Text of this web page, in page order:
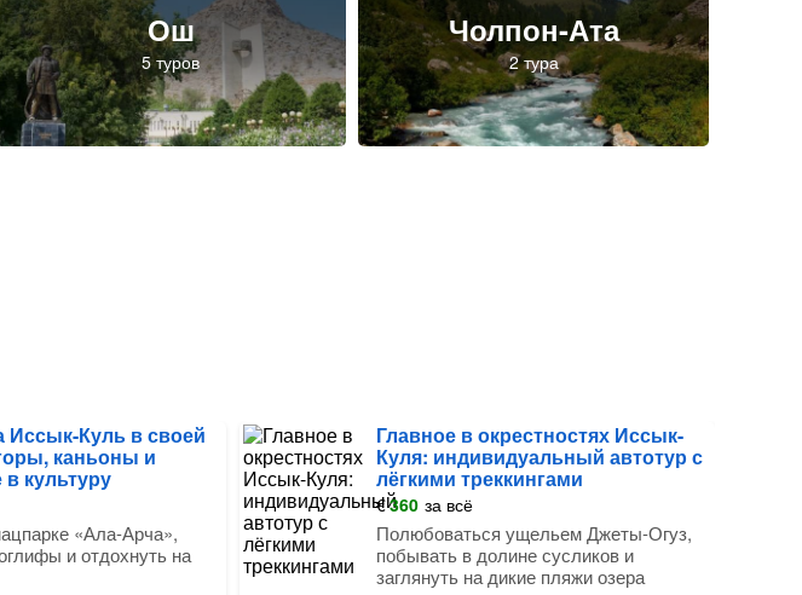
Ош Чолпон-Ата
Иссык-Куль в своей
каньоны и
культуру
«Ала-Арча»,
и отдохнуть на
Главное в окрестностях Иссык-
Куля: индивидуальный автотур с
лёгкими треккингами
€360 за всё
Полюбоваться ущельем Джеты-Огуз,
побывать в долине сусликов и
заглянуть на дикие пляжи озера